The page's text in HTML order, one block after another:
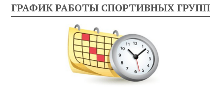
ГРАФИК РАБОТЫ СПОРТИВНЫХ ГРУПП